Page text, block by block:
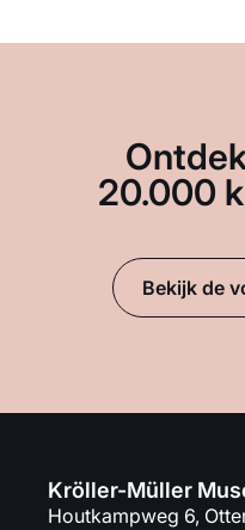
20.000
Bekijk de
Kröller-Müller
Houtkampweg 6,